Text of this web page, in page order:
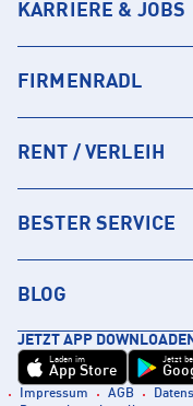
KARRIERE & JOBS
FIRMENRADL
RENT / VERLEIH
BESTER SERVICE
BLOG
JETZT APP
Laden im
App Store
Jetzt
Impressum AGB